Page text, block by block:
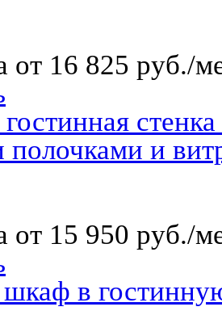
от 16 825 руб./
и
от 15 950 руб./
в